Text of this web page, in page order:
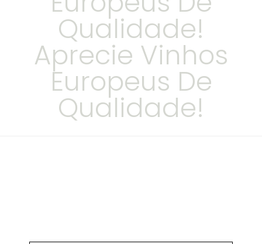
Qualidade!
Aprecie Vinhos
Europeus De
Qualidade!